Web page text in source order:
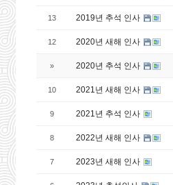
13 2019년 추석 인사
12 2020년 새해 인사
» 2020년 추석 인사
10 2021년 새해 인사
9 2021년 추석 인사
8 2022년 새해 인사
7 2023년 새해 인사